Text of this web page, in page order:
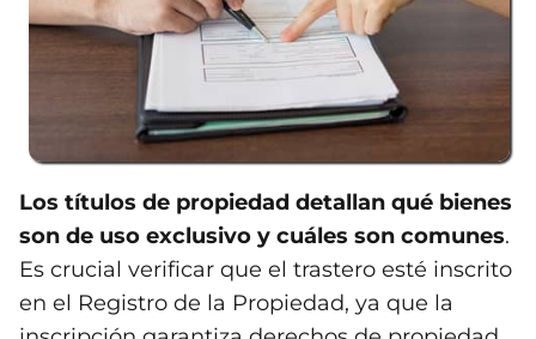
Los títulos de propiedad detallan qué bienes
son de uso exclusivo y cuáles son comunes.
Es crucial verificar que el trastero esté inscrito
en el Registro de la Propiedad, ya que la